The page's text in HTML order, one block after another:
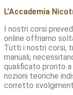
L’Accademia
I nostri corsi
online offriamo
Tutti i nostri corsi,
manuali,
qualificato pronto
nozioni teoriche
corretto